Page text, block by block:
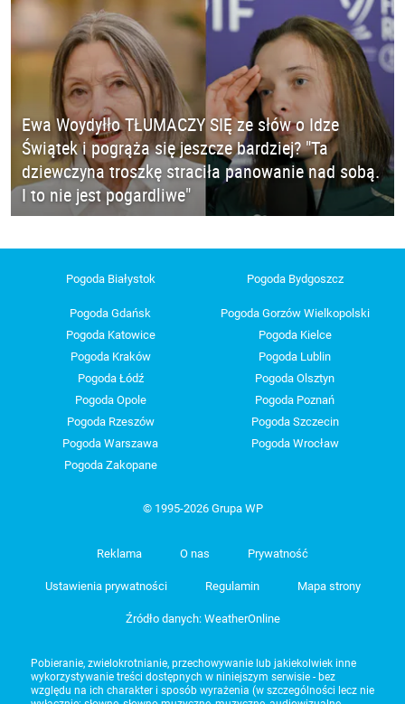
Ewa Woydyłło TŁUMACZY SIĘ ze słów o Idze
Świątek i pogrąża się jeszcze bardziej? "Ta
dziewczyna troszkę straciła panowanie nad sobą.
I to nie jest pogardliwe"
Pogoda Białystok Pogoda Bydgoszcz
Pogoda Gdańsk
Pogoda Gorzów Wielkopolski
Pogoda Katowice
Pogoda Kielce
Pogoda Kraków
Pogoda Lublin
Pogoda Łódź
Pogoda Olsztyn
Pogoda Opole
Pogoda Poznań
Pogoda Rzeszów
Pogoda Szczecin
Pogoda Warszawa
Pogoda Wrocław
Pogoda Zakopane
© 1995-2026 Grupa WP
Reklama O nas Prywatność
Ustawienia prywatności Regulamin Mapa strony
Źródło danych: WeatherOnline
Pobieranie, zwielokrotnianie, przechowywanie lub jakiekolwiek inne
wykorzystywanie treści dostępnych w niniejszym serwisie - bez
względu na ich charakter i sposób wyrażenia (w szczególności lecz nie